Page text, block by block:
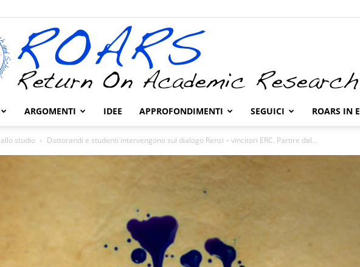
ARGOMENTI IDEE APPROFONDIMENTI SEGUICI ROARS IN
studio Dottorandi e studenti intervengono sul dialogo Renzi – vincitori ERC. Partire dal...